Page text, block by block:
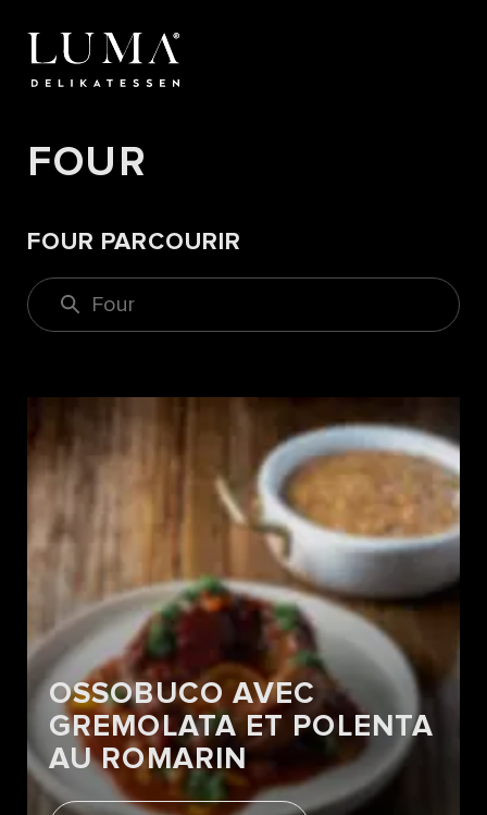
FOUR
FOUR PARCOURIR
Four
OSSOBUCO AVEC
GREMOLATA ET POLENTA
AU ROMARIN